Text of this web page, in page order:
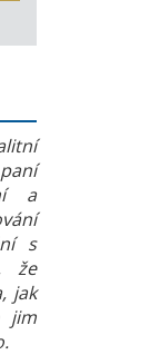
a
s
že
jak
jim